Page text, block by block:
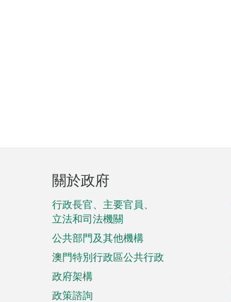
頁
腳
菜
單
關於政府
行政長官、主要官員、
立法和司法機關
公共部門及其他機構
澳門特別行政區公共行政
政府架構
政策諮詢